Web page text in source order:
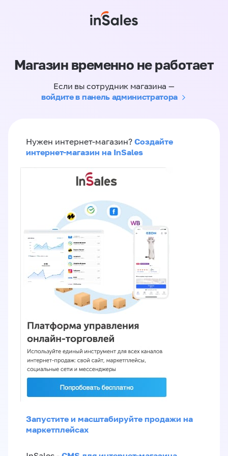
Магазин временно не работает
Если вы сотрудник магазина —
войдите в панель администратора
Нужен интернет-магазин? Создайте
интернет-магазин на InSales
Запустите и масштабируйте продажи на
маркетплейсах